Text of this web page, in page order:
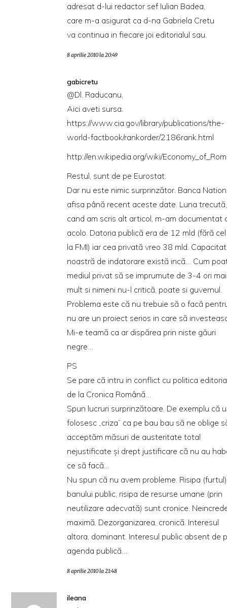
adresat d-lui redactor sef Iulian Badea,
care m-a asigurat ca d-na Gabriela Cretu
va continua in fiecare joi editorialul sau.
8 aprilie 2010 la 20:49
gabicretu
@Dl. Raducanu,
Aici aveti sursa.
https://www.cia.gov/library/publications/the-
world-factbook/rankorder/2186rank.html
http://en.wikipedia.org/wiki/
Restul, sunt de pe Eurostat.
Dar nu este nimic surprinzător. Banca
afisa până recent aceste date. Luna trecută,
cand am scris alt articol, m-am documentat
acolo. Datoria publică era de 12 mld (fără
la FMI) iar cea privată vreo 38 mld.
noastră de indatorare există incă… Cum
mediul privat să se imprumute de 3-4 ori mai
mult si nimeni nu-l critică, poate si guvernul.
Problema este că nu trebuie să o facă
nu are un proiect serios in care să
Mi-e teamă ca ar dispărea prin niste găuri
negre…
PS
Se pare că intru in conflict cu politica
de la Cronica Română…
Spun lucruri surprinzătoare. De exemplu că
folosesc „criza” ca pe bau bau să ne oblige
acceptăm măsuri de austeritate total
nejustificate şi drept justificare că nu au
ce să facă…
Nu spun că nu avem probleme. Risipa (furtul)
banului public, risipa de resurse umane (prin
neutilizare adecvată) sunt cronice.
maximă. Dezorganizarea, cronică. Interesul
altora, dominant. Interesul public absent de
agenda publică…
8 aprilie 2010 la 21:48
ileana